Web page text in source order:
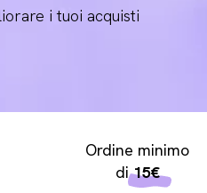
i tuoi acquisti
Ordine minimo
di15€